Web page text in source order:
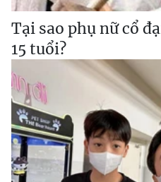
Tại sao phụ nữ cổ
15 tuổi?